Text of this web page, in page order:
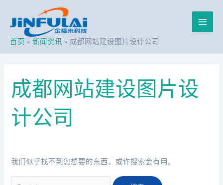
Main
首页 新闻资讯 成都网站建设图片设计公司
成都网站建设图片设
计公司
我们似乎找不到您想要的东西，或许搜索会有用。
索：